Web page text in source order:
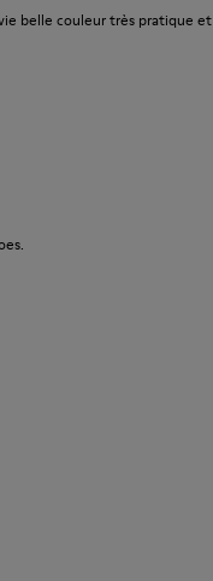
belle couleur très pratique